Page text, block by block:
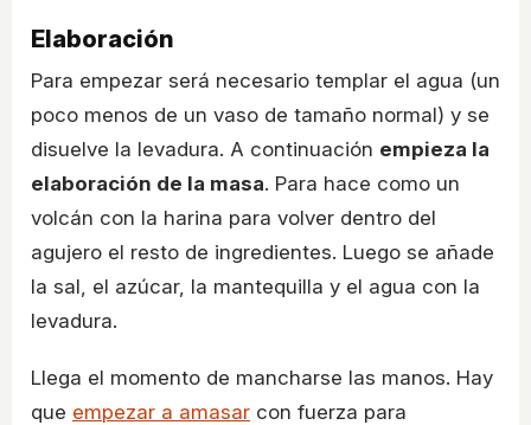
Elaboración
Para empezar será necesario templar el agua (un
poco menos de un vaso de tamaño normal) y se
disuelve la levadura. A continuación empieza la
elaboración de la masa. Para hace como un
volcán con la harina para volver dentro del
agujero el resto de ingredientes. Luego se añade
la sal, el azúcar, la mantequilla y el agua con la
levadura.
Llega el momento de mancharse las manos. Hay
que empezar a amasar con fuerza para